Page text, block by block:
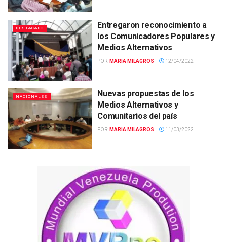
DESTACADO
Entregaron reconocimiento a
los Comunicadores Populares y
Medios Alternativos
POR: MARIA MILAGROS 12/04/2022
NACIONALES
Nuevas propuestas de los
Medios Alternativos y
Comunitarios del país
POR: MARIA MILAGROS 11/03/2022